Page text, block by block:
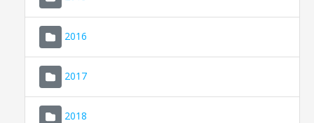
2016
2017
2018